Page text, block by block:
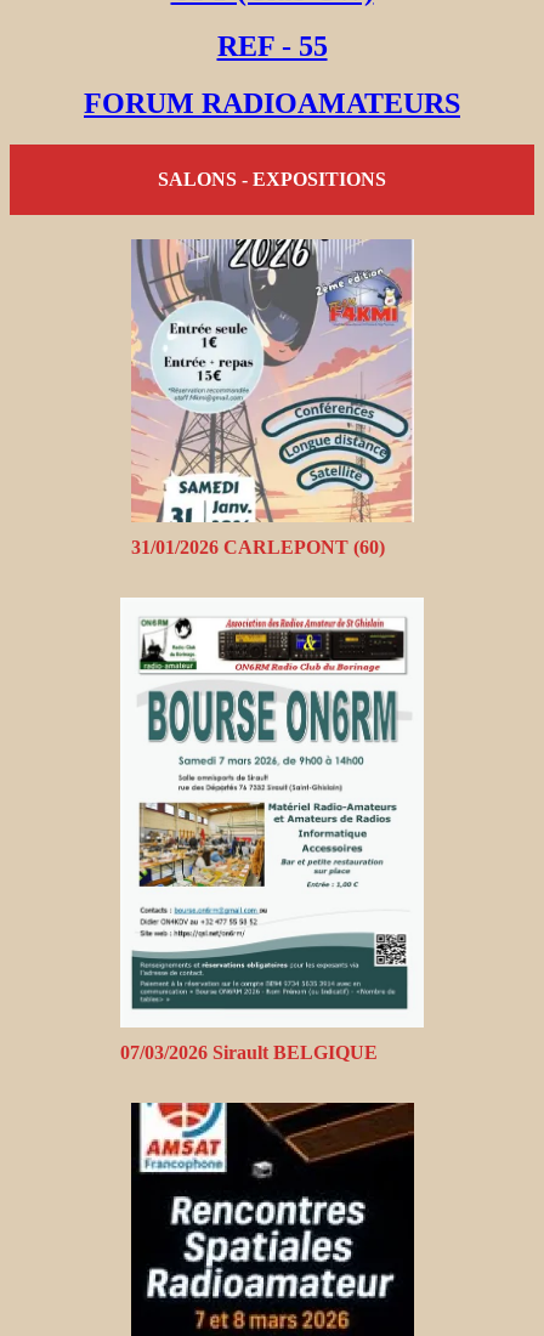
REF - 55
FORUM RADIOAMATEURS
SALONS - EXPOSITIONS
31/01/2026 CARLEPONT (60)
07/03/2026 Sirault BELGIQUE